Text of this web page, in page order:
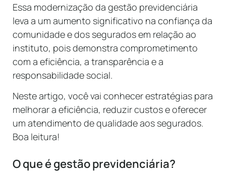
Essa modernização da gestão previdenciária
leva a um aumento significativo na confiança da
comunidade e dos segurados em relação ao
instituto, pois demonstra comprometimento
com a eficiência, a transparência e a
responsabilidade social.
Neste artigo, você vai conhecer estratégias para
melhorar a eficiência, reduzir custos e oferecer
um atendimento de qualidade aos segurados.
Boa leitura!
O que é gestão previdenciária?